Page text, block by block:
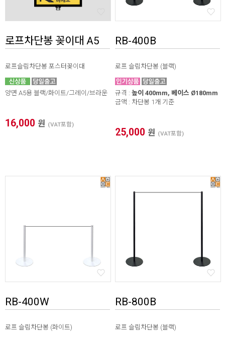
로프차단봉 꽂이대 A5
로프슬림차단봉 포스터꽂이대
양면 A5용 블랙/화이트/그레이/브라운
16,000 원 (VAT포함)
RB-400B
로프 슬림차단봉 (블랙)
규격 : 높이 400mm, 베이스 Ø180mm
금액 : 차단봉 1개 기준
25,000 원 (VAT포함)
RB-400W
로프 슬림차단봉 (화이트)
RB-800B
로프 슬림차단봉 (블랙)